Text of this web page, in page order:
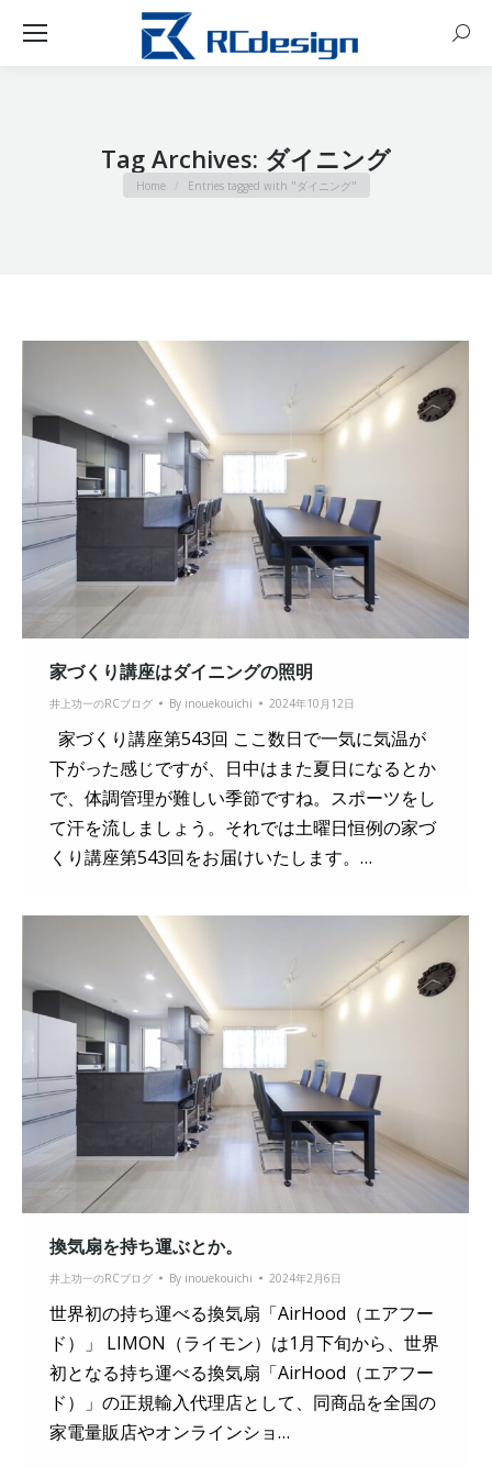
Tag Archives: ダイニング
You are here:
Home Entries tagged with "ダイニング"
家づくり講座はダイニングの照明
井上功一のRCブログ By inouekouichi 2024年10月12日
家づくり講座第543回 ここ数日で一気に気温が
下がった感じですが、日中はまた夏日になるとか
で、体調管理が難しい季節ですね。スポーツをし
て汗を流しましょう。それでは土曜日恒例の家づ
くり講座第543回をお届けいたします。…
換気扇を持ち運ぶとか。
井上功一のRCブログ By inouekouichi 2024年2月6日
世界初の持ち運べる換気扇「AirHood（エアフー
ド）」 LIMON（ライモン）は1月下旬から、世界
初となる持ち運べる換気扇「AirHood（エアフー
ド）」の正規輸入代理店として、同商品を全国の
家電量販店やオンラインショ…